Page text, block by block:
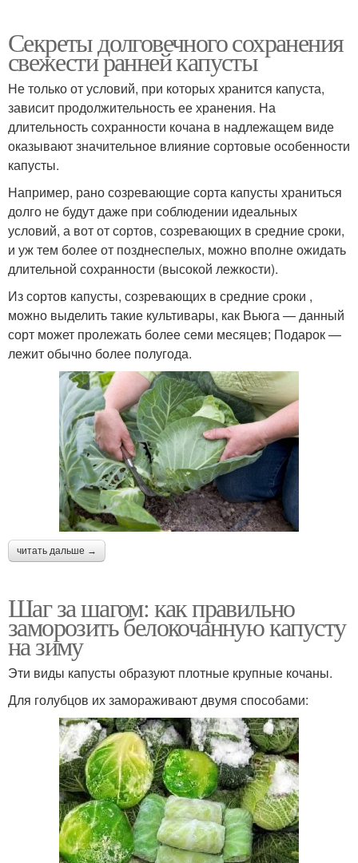
Секреты долговечного сохранения
свежести ранней капусты
Не только от условий, при которых хранится капуста,
зависит продолжительность ее хранения. На
длительность сохранности кочана в надлежащем виде
оказывают значительное влияние сортовые особенности
капусты.
Например, рано созревающие сорта капусты храниться
долго не будут даже при соблюдении идеальных
условий, а вот от сортов, созревающих в средние сроки,
и уж тем более от позднеспелых, можно вполне ожидать
длительной сохранности (высокой лежкости).
Из сортов капусты, созревающих в средние сроки ,
можно выделить такие культивары, как Вьюга — данный
сорт может пролежать более семи месяцев; Подарок —
лежит обычно более полугода.
читать дальше →
Шаг за шагом: как правильно
заморозить белокочанную капусту
на зиму
Эти виды капусты образуют плотные крупные кочаны.
Для голубцов их замораживают двумя способами: